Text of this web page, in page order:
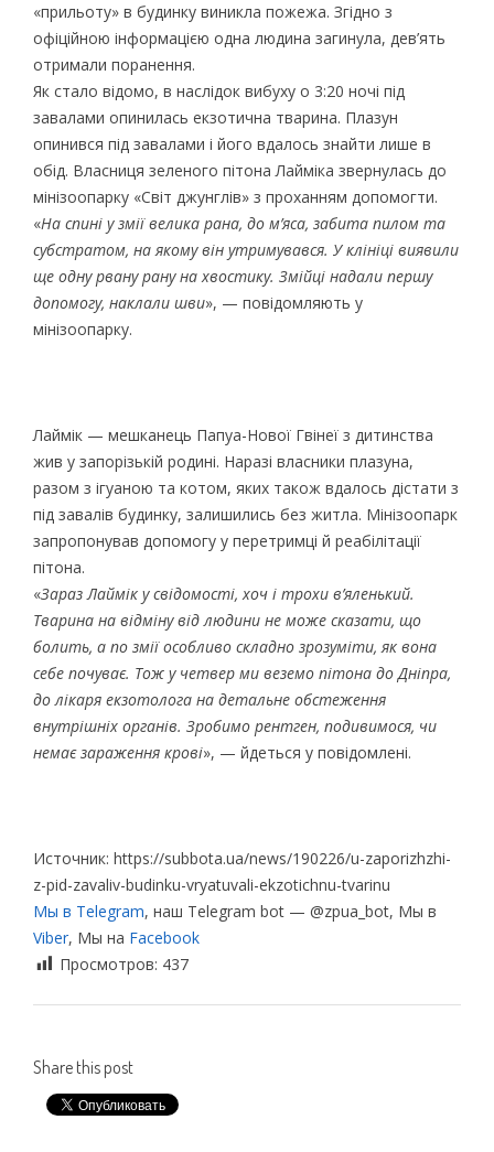
«прильоту» в будинку виникла пожежа. Згідно з
офіційною інформацією одна людина загинула, дев’ять
отримали поранення.
Як стало відомо, в наслідок вибуху о 3:20 ночі під
завалами опинилась екзотична тварина. Плазун
опинився під завалами і його вдалось знайти лише в
обід. Власниця зеленого пітона Лайміка звернулась до
мінізоопарку «Світ джунглів» з проханням допомогти.
«На спині у змії велика рана, до м’яса, забита пилом та
субстратом, на якому він утримувався. У клініці виявили
ще одну рвану рану на хвостику. Змійці надали першу
допомогу, наклали шви», — повідомляють у
мінізоопарку.
Лаймік — мешканець Папуа-Нової Гвінеї з дитинства
жив у запорізькій родині. Наразі власники плазуна,
разом з ігуаною та котом, яких також вдалось дістати з
під завалів будинку, залишились без житла. Мінізоопарк
запропонував допомогу у перетримці й реабілітації
пітона.
«Зараз Лаймік у свідомості, хоч і трохи в’яленький.
Тварина на відміну від людини не може сказати, що
болить, а по змії особливо складно зрозуміти, як вона
себе почуває. Тож у четвер ми веземо пітона до Дніпра,
до лікаря екзотолога на детальне обстеження
внутрішніх органів. Зробимо рентген, подивимося, чи
немає зараження крові», — йдеться у повідомлені.
Источник: https://subbota.ua/news/190226/u-zaporizhzhi-
z-pid-zavaliv-budinku-vryatuvali-ekzotichnu-tvarinu
Мы в Telegram, наш Telegram bot — @zpua_bot, Мы в
Viber, Мы на Facebook
Просмотров: 437
Share this post